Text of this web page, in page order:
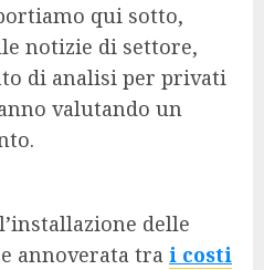
qui sotto,
notizie di settore,
di analisi per privati
valutando un
delle
annoverata tra i costi